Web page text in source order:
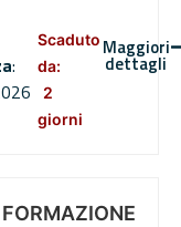
:
Scaduto
da:
2
giorni
Maggiori
dettagli